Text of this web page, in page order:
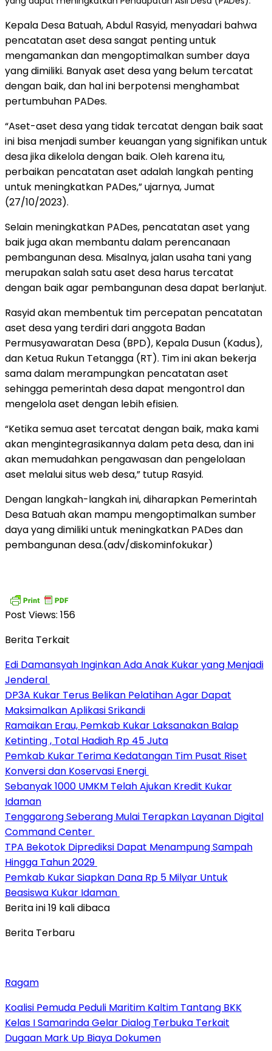
Kepala Desa Batuah, Abdul Rasyid, menyadari bahwa
pencatatan aset desa sangat penting untuk
mengamankan dan mengoptimalkan sumber daya
yang dimiliki. Banyak aset desa yang belum tercatat
dengan baik, dan hal ini berpotensi menghambat
pertumbuhan PADes.
“Aset-aset desa yang tidak tercatat dengan baik saat
ini bisa menjadi sumber keuangan yang signifikan untuk
desa jika dikelola dengan baik. Oleh karena itu,
perbaikan pencatatan aset adalah langkah penting
untuk meningkatkan PADes,” ujarnya, Jumat
(27/10/2023).
Selain meningkatkan PADes, pencatatan aset yang
baik juga akan membantu dalam perencanaan
pembangunan desa. Misalnya, jalan usaha tani yang
merupakan salah satu aset desa harus tercatat
dengan baik agar pembangunan desa dapat berlanjut.
Rasyid akan membentuk tim percepatan pencatatan
aset desa yang terdiri dari anggota Badan
Permusyawaratan Desa (BPD), Kepala Dusun (Kadus),
dan Ketua Rukun Tetangga (RT). Tim ini akan bekerja
sama dalam merampungkan pencatatan aset
sehingga pemerintah desa dapat mengontrol dan
mengelola aset dengan lebih efisien.
“Ketika semua aset tercatat dengan baik, maka kami
akan mengintegrasikannya dalam peta desa, dan ini
akan memudahkan pengawasan dan pengelolaan
aset melalui situs web desa,” tutup Rasyid.
Dengan langkah-langkah ini, diharapkan Pemerintah
Desa Batuah akan mampu mengoptimalkan sumber
daya yang dimiliki untuk meningkatkan PADes dan
pembangunan desa.(adv/diskominfokukar)
Post Views: 156
Berita Terkait
Edi Damansyah Inginkan Ada Anak Kukar yang Menjadi
Jenderal
DP3A Kukar Terus Belikan Pelatihan Agar Dapat
Maksimalkan Aplikasi Srikandi
Ramaikan Erau, Pemkab Kukar Laksanakan Balap
Ketinting , Total Hadiah Rp 45 Juta
Pemkab Kukar Terima Kedatangan Tim Pusat Riset
Konversi dan Koservasi Energi
Sebanyak 1000 UMKM Telah Ajukan Kredit Kukar
Idaman
Tenggarong Seberang Mulai Terapkan Layanan Digital
Command Center
TPA Bekotok Diprediksi Dapat Menampung Sampah
Hingga Tahun 2029
Pemkab Kukar Siapkan Dana Rp 5 Milyar Untuk
Beasiswa Kukar Idaman
Berita ini 19 kali dibaca
Berita Terbaru
Ragam
Koalisi Pemuda Peduli Maritim Kaltim Tantang BKK
Kelas I Samarinda Gelar Dialog Terbuka Terkait
Dugaan Mark Up Biaya Dokumen